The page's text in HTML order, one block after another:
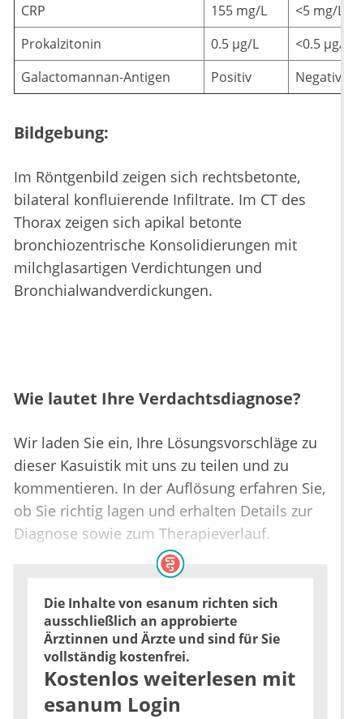
CRP 155 mg/L
<5 mg/L
Prokalzitonin
0.5 µg/L
<0.5 µg/L
Galactomannan-Antigen
Positiv Negativ
Bildgebung:
Im Röntgenbild zeigen sich rechtsbetonte,
bilateral konfluierende Infiltrate. Im CT des
Thorax zeigen sich apikal betonte
bronchiozentrische Konsolidierungen mit
milchglasartigen Verdichtungen und
Bronchialwandverdickungen.
Wie lautet Ihre Verdachtsdiagnose?
Wir laden Sie ein, Ihre Lösungsvorschläge zu
dieser Kasuistik mit uns zu teilen und zu
kommentieren. In der Auflösung erfahren Sie,
ob Sie richtig lagen und erhalten Details zur
Diagnose sowie zum Therapieverlauf.
Die Inhalte von esanum richten sich
ausschließlich an approbierte
Ärztinnen und Ärzte und sind für Sie
vollständig kostenfrei.
Kostenlos weiterlesen mit
esanum Login